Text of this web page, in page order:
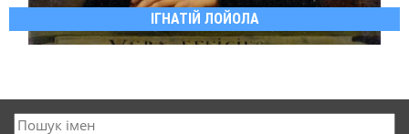
ІГНАТІЙ ЛОЙОЛА